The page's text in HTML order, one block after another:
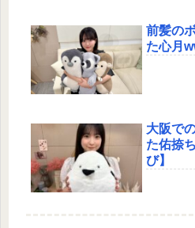
前髪の
た心月
大阪で
た佑捺
び】